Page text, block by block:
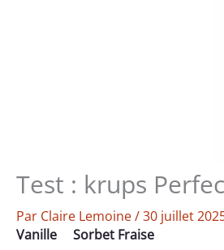
Test : krups
Par Claire Lemoine/30 juillet
Vanille
Sorbet Fraise